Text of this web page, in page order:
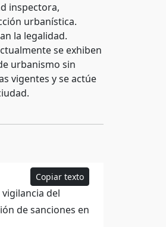
inspectora,
urbanística.
la legalidad.
se exhiben
urbanismo sin
vigentes y se actúe
Copiar texto
del
de sanciones en